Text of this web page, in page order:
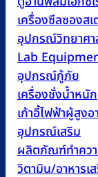
เครื่องซีลซองส
อุปกรณ์วิทยาศ
Lab
อุปกรณ์กู้ภัย
เครื่องชั่งน้ำหนัก
เก้าอี้ไฟฟ้าผู้สูงอ
อุปกรณ์เสริม
ผลิตภัณฑ์ทำควา
วิตามิน/อาหารเ